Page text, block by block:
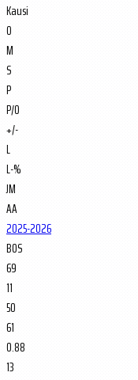
Kausi
O
M
S
P
P/O
+/-
L
L-%
JM
AA
2025-2026
BOS
69
11
50
61
0.88
13